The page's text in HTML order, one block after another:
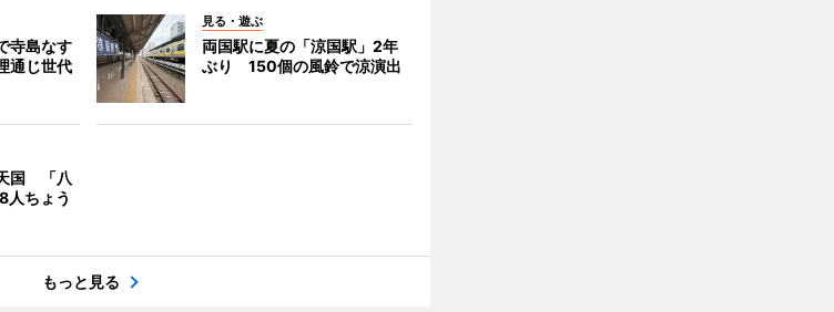
寺島なす
通じ世代
見る・遊ぶ
両国駅に夏の「涼国駅」2年
ぶり 150個の風鈴で涼演出
国 「八
人ちょう
もっと見る